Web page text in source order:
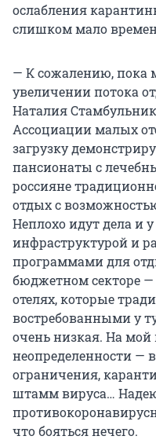
ослабления
слишком мало
— К сожалению, пока
увеличении потока
Наталия
Ассоциации малых
загрузку
пансионаты с
россияне
отдых с
Неплохо идут дела и
инфраструктурой и
программами для
бюджетном секторе
отелях, которые
востребованными у
очень низкая. На мой
неопределенности —
ограничения,
штамм вируса…
что бояться нечего.